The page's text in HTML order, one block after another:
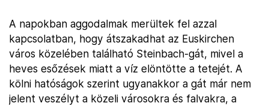
A napokban aggodalmak merültek fel azzal
kapcsolatban, hogy átszakadhat az Euskirchen
város közelében található Steinbach-gát, mivel a
heves esőzések miatt a víz elöntötte a tetejét. A
kölni hatóságok szerint ugyanakkor a gát már nem
jelent veszélyt a közeli városokra és falvakra, a